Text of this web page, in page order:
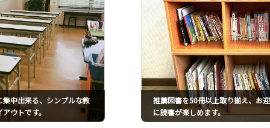
集中出来る、シンプルな教
ウトです。
推薦図書を50冊以上取り揃え、お
に読書が楽しめます。